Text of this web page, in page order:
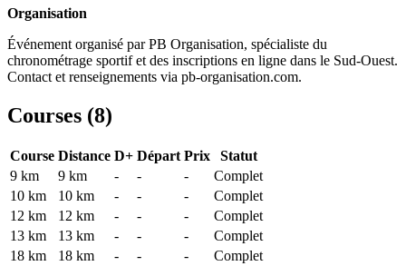
Organisation
Événement organisé par PB Organisation, spécialiste du
chronométrage sportif et des inscriptions en ligne dans le Sud-Ouest.
Contact et renseignements via pb-organisation.com.
Courses (8)
Course Distance D+ Départ Prix
Statut
9 km
9 km - - -
Complet
10 km
10 km - - -
Complet
12 km
12 km - - -
Complet
13 km
13 km - - -
Complet
18 km
18 km - - -
Complet